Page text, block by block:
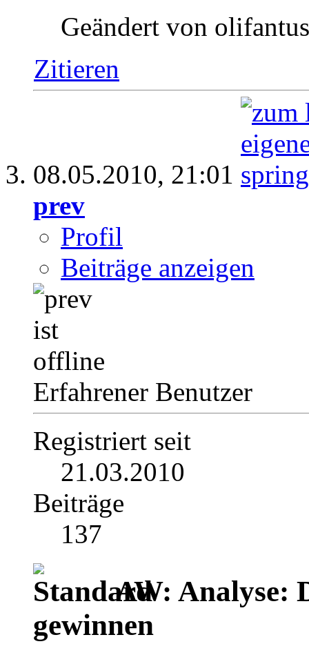
Geändert von
Zitieren
08.05.2010, 21:01
prev
Profil
Beiträge anzeigen
Erfahrener Benutzer
Registriert seit
21.03.2010
Beiträge
137
AW: Analyse:
gewinnen